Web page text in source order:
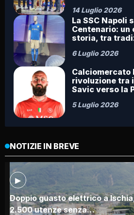
14 Luglio 2026
La SSC Napoli
Centenario: un
storia, tra
6 Luglio 2026
Calciomercato
rivoluzione tra
Savic verso la
5 Luglio 2026
NOTIZIE IN BREVE
▶
Doppio guasto elettrico a
2.500 utenze senza…